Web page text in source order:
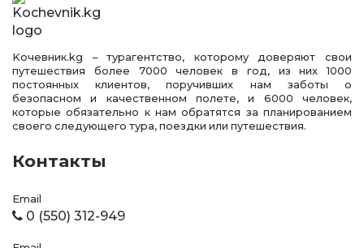
Kочевник.kg – турагентство, которому доверяют свои
путешествия более 7000 человек в год, из них 1000
постоянных клиентов, поручивших нам заботы о
безопасном и качественном полете, и 6000 человек,
которые обязательно к нам обратятся за планированием
своего следующего тура, поездки или путешествия.
Контакты
Email
0 (550) 312-949